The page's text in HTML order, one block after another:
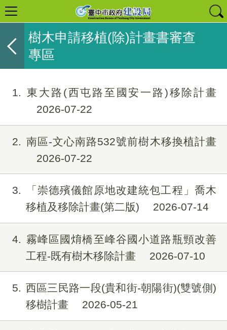
樹木申請移植(除)計畫書審查
專區
1
東大路(西屯路至國安一路)移除計畫
2026-07-22
2
南區-文心南路532號前樹木移換植計畫
2026-07-22
3
「崇德殯儀館原地改建統包工程」喬木
移植及移除計畫(第二版)
2026-07-14
4
霧峰區國焴橋至峰谷國小道路瓶頸改善
工程-既有樹木移除計畫
2026-07-10
5
西區三民路一段(貴和街-朝陽街)(雙號側)
移樹計畫
2026-05-21